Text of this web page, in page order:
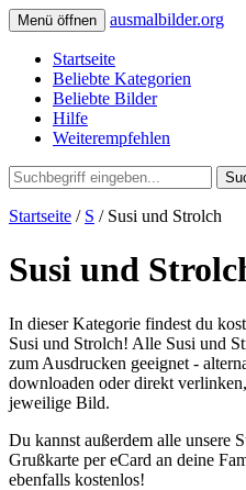
Menü öffnen ausmalbilder.org
Startseite
Beliebte Kategorien
Beliebte Bilder
Hilfe
Weiterempfehlen
Startseite / S / Susi und Strolch
Susi und
In dieser Kategorie findest du
Susi und Strolch! Alle Susi und
zum Ausdrucken geeignet -
downloaden oder direkt
jeweilige Bild.
Du kannst außerdem alle unsere
Grußkarte per eCard an deine
ebenfalls kostenlos!